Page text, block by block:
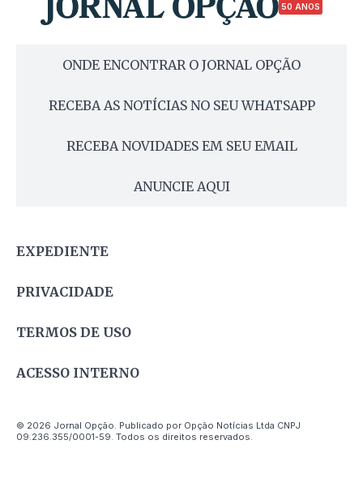
50 ANOS
ONDE ENCONTRAR O JORNAL OPÇÃO
RECEBA AS NOTÍCIAS NO SEU WHATSAPP
RECEBA NOVIDADES EM SEU EMAIL
ANUNCIE AQUI
EXPEDIENTE
PRIVACIDADE
TERMOS DE USO
ACESSO INTERNO
© 2026 Jornal Opção. Publicado por Opção Notícias Ltda CNPJ
09.236.355/0001-59. Todos os direitos reservados.